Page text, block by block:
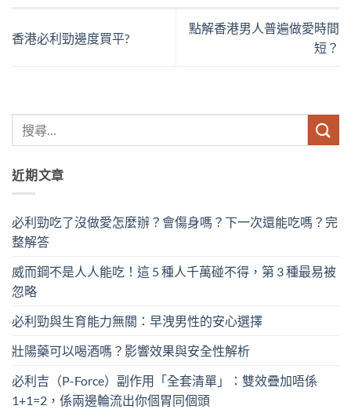
香港必利勁邊度買平?
點解香港男人普遍做愛時間
短？
近期文章
必利勁吃了沒做愛怎麼辦？會傷身嗎？下一次還能吃嗎？完
整解答
威而鋼不是人人能吃！這 5 種人千萬碰不得，第 3 種最易被
忽略
必利勁與生育能力無關：早洩男性的安心選擇
壯陽藥可以喝酒嗎？影響效果與安全性解析
必利吉（P-Force）副作用「全套清單」：雙效疊加唔係
1+1=2，係兩邊輪流出你個胃同個頭